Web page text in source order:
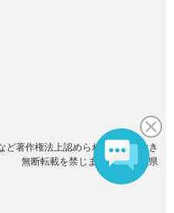
ど著作権法上認められた場合を除き
無断転載を禁じます。(C)群馬県